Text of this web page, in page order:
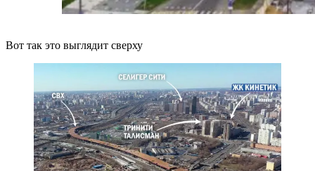
Вот так это выглядит сверху